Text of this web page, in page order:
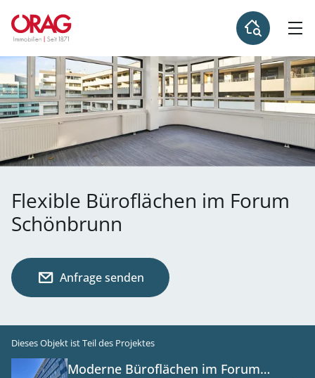
Flexible Büroflächen im Forum
Schönbrunn
Anfrage senden
Dieses Objekt ist Teil des Projektes
Moderne Büroflächen im Forum